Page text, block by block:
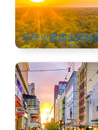
16 已預訂
AUD $
不同火車線出發日
阿德萊德接機 +
2.2k 已預訂
AUD $98.00 $